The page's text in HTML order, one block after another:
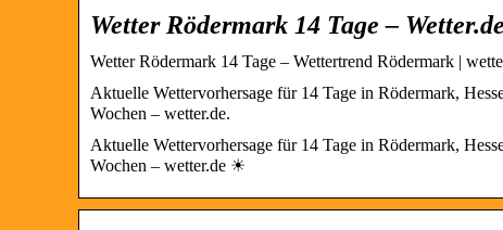
Wetter Rödermark 14 Tage – Wetter.de
Wetter Rödermark 14 Tage – Wettertrend Rödermark |
Aktuelle Wettervorhersage für 14 Tage in Rödermark,
Wochen – wetter.de.
Aktuelle Wettervorhersage für 14 Tage in Rödermark,
Wochen – wetter.de ☀